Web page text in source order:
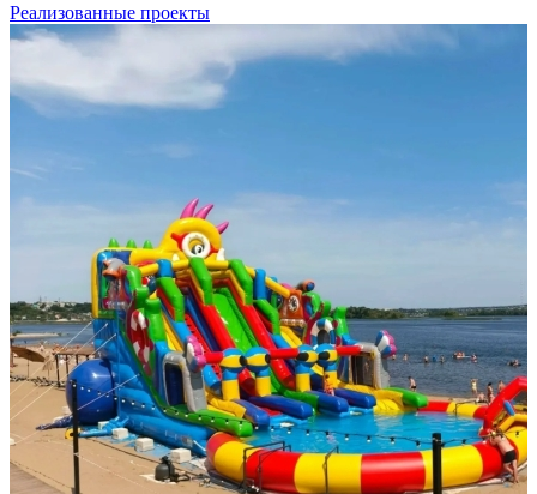
Реализованные проекты